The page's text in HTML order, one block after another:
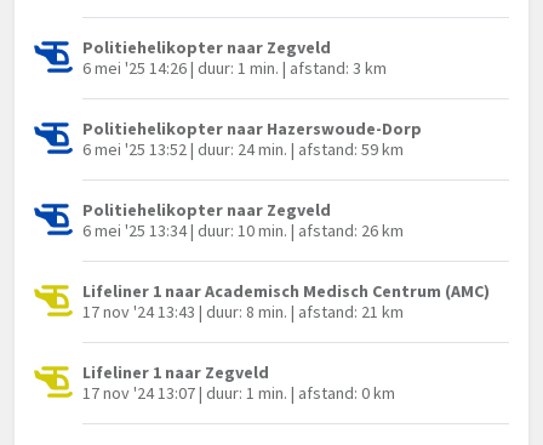
Politiehelikopter naar Zegveld
6 mei '25 14:26 | duur: 1 min. | afstand: 3 km
Politiehelikopter naar Hazerswoude-Dorp
6 mei '25 13:52 | duur: 24 min. | afstand: 59 km
Politiehelikopter naar Zegveld
6 mei '25 13:34 | duur: 10 min. | afstand: 26 km
Lifeliner 1 naar Academisch Medisch Centrum (AMC)
17 nov '24 13:43 | duur: 8 min. | afstand: 21 km
Lifeliner 1 naar Zegveld
17 nov '24 13:07 | duur: 1 min. | afstand: 0 km